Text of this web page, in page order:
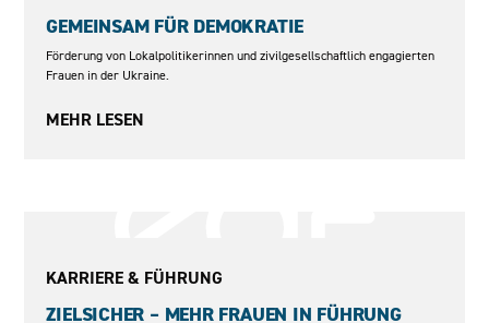
GEMEINSAM FÜR DEMOKRATIE
Förderung von Lokalpolitikerinnen und zivilgesellschaftlich engagierten
Frauen in der Ukraine.
MEHR LESEN
KARRIERE & FÜHRUNG
ZIELSICHER – MEHR FRAUEN IN FÜHRUNG